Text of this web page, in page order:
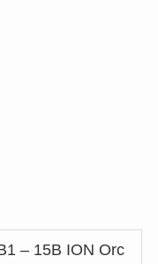
– 15B ION Orc